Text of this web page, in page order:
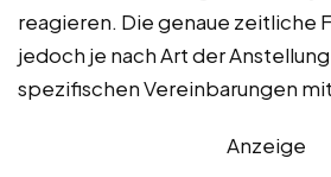
reagieren. Die genaue zeitliche
jedoch je nach Art der
spezifischen Vereinbarungen
Anzeige